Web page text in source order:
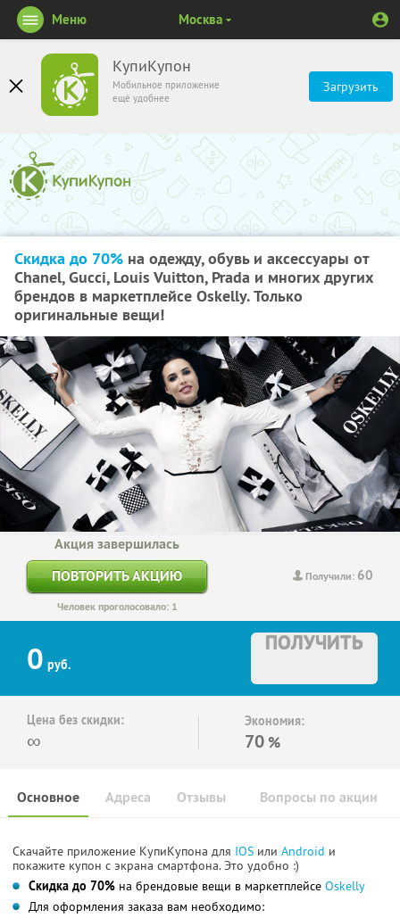
КупиКупон
Мобильное приложение
ещё удобнее
Загрузить
Меню Москва
Скидка до 70% на одежду, обувь и аксессуары от
Chanel, Gucci, Louis Vuitton, Prada и многих других
брендов в маркетплейсе Oskelly. Только
оригинальные вещи!
Получили: 60
Акция завершилась
ПОВТОРИТЬ АКЦИЮ
Человек проголосовало: 1
0 руб.
ПОЛУЧИТЬ
Цена без скидки:
∞
Экономия:
70 %
Основное Отзывы Вопросы по акции
Адреса
Скачайте приложение КупиКупона для IOS или Android и
покажите купон с экрана смартфона. Это удобно :)
Скидка до 70% на брендовые вещи в маркетплейсе Oskelly
Для оформления заказа вам необходимо: